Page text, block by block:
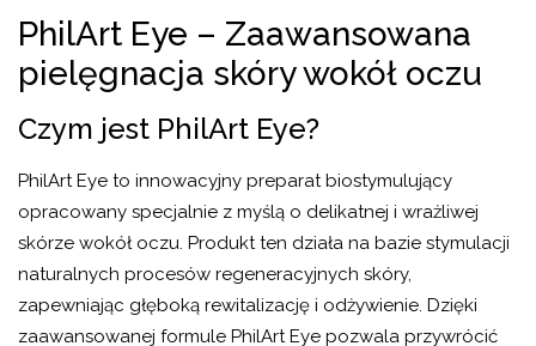
Usta
PhilArt Eye – Zaawansowana
pielęgnacja skóry wokół oczu
Czym jest PhilArt Eye?
PhilArt Eye to innowacyjny preparat biostymulujący
opracowany specjalnie z myślą o delikatnej i wrażliwej
skórze wokół oczu. Produkt ten działa na bazie stymulacji
naturalnych procesów regeneracyjnych skóry,
zapewniając głęboką rewitalizację i odżywienie. Dzięki
zaawansowanej formule PhilArt Eye pozwala przywrócić